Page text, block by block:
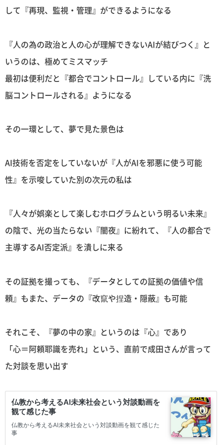
して『再現、監視・管理』ができるようになる
『人の為の政治と人の心が理解できないAIが結びつく』と
いうのは、極めてミスマッチ
最初は便利だと『都合でコントロール』している内に『洗
脳コントロールされる』ようになる
その一環として、夢で見た景色は
AI技術を否定をしていないが『人がAIを邪悪に使う可能
性』を示唆していた別の次元の私は
『人々が娯楽として楽しむホログラムという明るい未来』
の陰で、光の当たらない『闇夜』に紛れて、『人の都合で
主導するAI否定派』を潰しに来る
その証拠を撮っても、『データとしての証拠の価値や信
頼』もまた、データの『改竄や捏造・隠蔽』も可能
それこそ、『夢の中の家』というのは『心』であり
「心＝阿頼耶識を売れ」という、直前で成田さんが言って
た対談を思い出す